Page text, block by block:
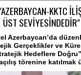
KKTC
ÜST SEVİYESİNDEDİR"
Azerbaycan’da
Gerçeklikler ve
Hedeflere
törenine katılmak